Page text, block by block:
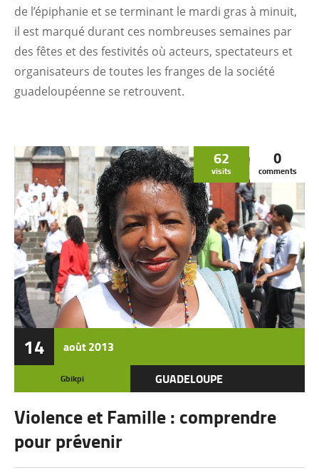
de l’épiphanie et se terminant le mardi gras à minuit,
il est marqué durant ces nombreuses semaines par
des fêtes et des festivités où acteurs, spectateurs et
organisateurs de toutes les franges de la société
guadeloupéenne se retrouvent.
14 août2013
62
visits
0
comments
Gbikpi GUADELOUPE
Violence et Famille : comprendre
pour prévenir